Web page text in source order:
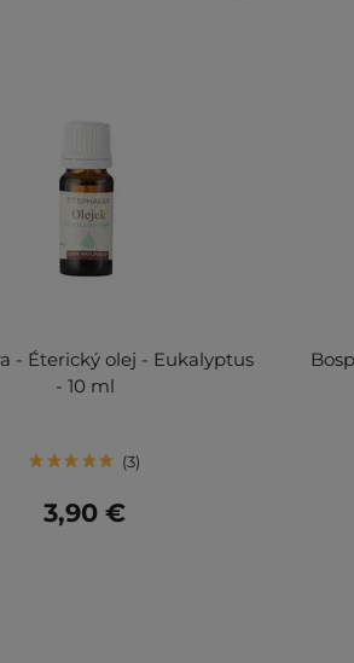
- Éterický olej - Eukalyptus
- 10 ml
3
3,90 €